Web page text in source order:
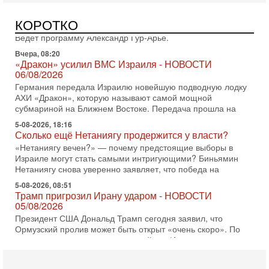
КОРОТКО
ЦАХАЛа в отставке, писатель, журналист, военный историк.
Ведет программу Александр Гур-Арье.
Вчера, 08:20
«Дракон» усилил ВМС Израиля - НОВОСТИ
06/08/2026
Германия передала Израилю новейшую подводную лодку
АХИ «Дракон», которую называют самой мощной
субмариной на Ближнем Востоке. Передача прошла на
5-08-2026, 18:16
Сколько ещё Нетаниягу продержится у власти?
«Нетаниягу вечен?» — почему предстоящие выборы в
Израиле могут стать самыми интригующими? Биньямин
Нетаниягу снова уверенно заявляет, что победа на
5-08-2026, 08:51
Трамп пригрозил Ирану ударом - НОВОСТИ
05/08/2026
Президент США Дональд Трамп сегодня заявил, что
Ормузский пролив может быть открыт «очень скоро». По
его словам, если этого не произойдет, Иран ждет